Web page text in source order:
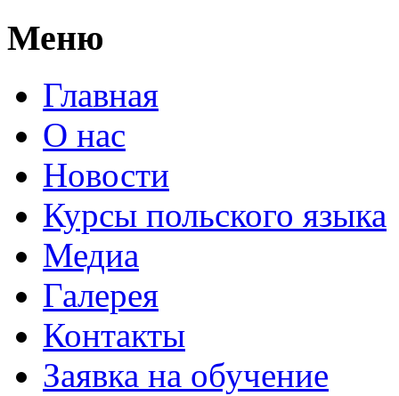
Меню
Главная
О нас
Новости
Курсы польского языка
Медиа
Галерея
Контакты
Заявка на обучение